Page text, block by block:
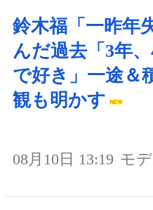
鈴木福「一昨年
んだ過去「3年
で好き」一途＆
観も明かす
08月10日 13:19 モ